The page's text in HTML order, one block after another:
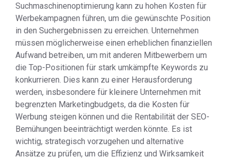
Suchmaschinenoptimierung kann zu hohen Kosten für
Werbekampagnen führen, um die gewünschte Position
in den Suchergebnissen zu erreichen. Unternehmen
müssen möglicherweise einen erheblichen finanziellen
Aufwand betreiben, um mit anderen Mitbewerbern um
die Top-Positionen für stark umkämpfte Keywords zu
konkurrieren. Dies kann zu einer Herausforderung
werden, insbesondere für kleinere Unternehmen mit
begrenzten Marketingbudgets, da die Kosten für
Werbung steigen können und die Rentabilität der SEO-
Bemühungen beeinträchtigt werden könnte. Es ist
wichtig, strategisch vorzugehen und alternative
Ansätze zu prüfen, um die Effizienz und Wirksamkeit